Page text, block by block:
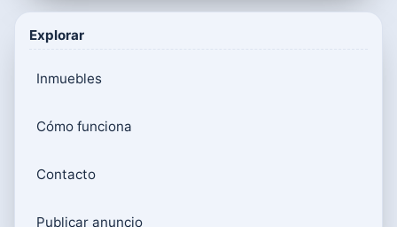
Explorar
Inmuebles
Cómo funciona
Contacto
Publicar anuncio